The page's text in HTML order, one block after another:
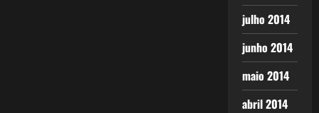
julho 2014
junho 2014
maio 2014
abril 2014